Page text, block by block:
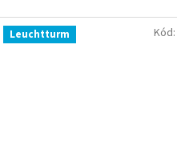
Leuchtturm Kód: